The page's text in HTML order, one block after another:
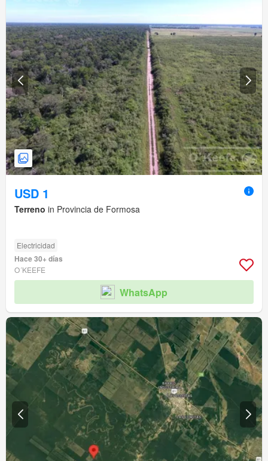
USD 1
Terreno in Provincia de Formosa
Electricidad
Hace 30+ días
O´KEEFE
WhatsApp